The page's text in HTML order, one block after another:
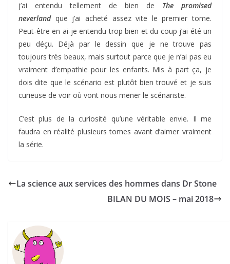
j’ai entendu tellement de bien de The promised
neverlandque j’ai acheté assez vite le premier tome.
Peut-être en ai-je entendu trop bien et du coup j’ai été un
peu déçu. Déjà par le dessin que je ne trouve pas
toujours très beaux, mais surtout parce que je n’ai pas eu
vraiment d’empathie pour les enfants. Mis à part ça, je
dois dite que le scénario est plutôt bien trouvé et je suis
curieuse de voir où vont nous mener le scénariste.
C’est plus de la curiosité qu’une véritable envie. Il me
faudra en réalité plusieurs tomes avant d’aimer vraiment
la série.
La science aux services des hommes dans Dr Stone
BILAN DU MOIS – mai 2018